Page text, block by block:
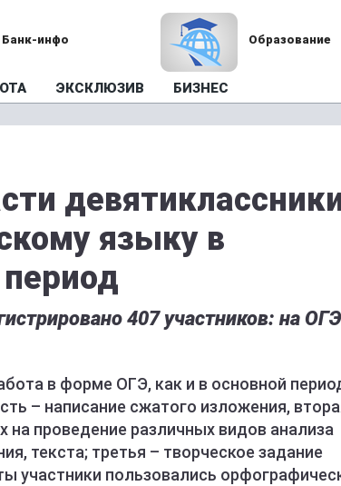
Банк-инфо Образование
ЭКСКЛЮЗИВ БИЗНЕС
языку в
407 участников: на
в форме ОГЭ, как и в основной
– написание сжатого изложения,
на проведение различных видов анализа
текста; третья – творческое задание
участники пользовались